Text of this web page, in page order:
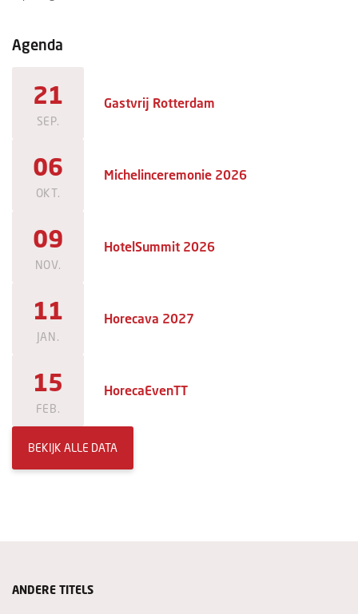
Agenda
21
SEP.
Gastvrij Rotterdam
06
OKT.
Michelinceremonie 2026
09
NOV.
HotelSummit 2026
11
JAN.
Horecava 2027
15
FEB.
HorecaEvenTT
BEKIJK ALLE DATA
ANDERE TITELS